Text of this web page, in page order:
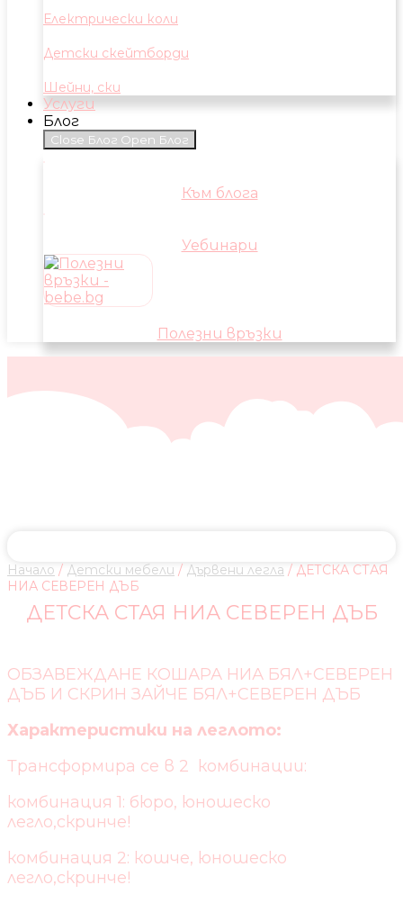
Електрически коли
Детски скейтборди
Шейни, ски
Услуги
Блог
Close Блог Open Блог
Към блога
Уебинари
Полезни връзки
Начало / Детски мебели / Дървени легла / ДЕТСКА СТАЯ
НИА СЕВЕРЕН ДЪБ
ДЕТСКА СТАЯ НИА СЕВЕРЕН ДЪБ
ОБЗАВЕЖДАНЕ КОШАРА НИА БЯЛ+СЕВЕРЕН
ДЪБ И СКРИН ЗАЙЧЕ БЯЛ+СЕВЕРЕН ДЪБ
Характеристики на леглото:
Трансформира се в 2 комбинации:
комбинация 1: бюро, юношеско
легло,скринче!
комбинация 2: кошче, юношеско
легло,скринче!